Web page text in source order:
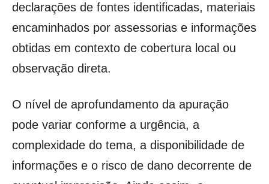
declarações de fontes identificadas, materiais
encaminhados por assessorias e informações
obtidas em contexto de cobertura local ou
observação direta.
O nível de aprofundamento da apuração
pode variar conforme a urgência, a
complexidade do tema, a disponibilidade de
informações e o risco de dano decorrente de